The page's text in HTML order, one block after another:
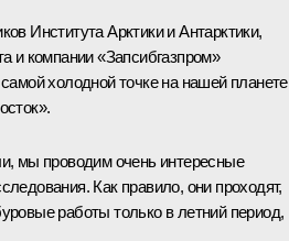
Института Арктики и Антарктики,
и компании «Запсибгазпром»
холодной точке на нашей планете
мы проводим очень интересные
Как правило, они проходят,
работы только в летний период,